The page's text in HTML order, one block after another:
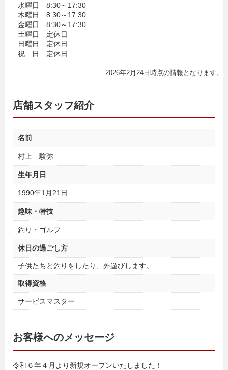
水曜日 8:30～17:30
木曜日 8:30～17:30
金曜日 8:30～17:30
土曜日 定休日
日曜日 定休日
祝 日 定休日
2026年2月24日時点の情報となります。
店舗スタッフ紹介
名前
村上 駿弥
生年月日
1990年1月21日
趣味・特技
釣り・ゴルフ
休日の過ごし方
子供たちと釣りをしたり、外遊びします。
取得資格
サービスマスター
お客様へのメッセージ
令和６年４月より新規オープンいたしました！